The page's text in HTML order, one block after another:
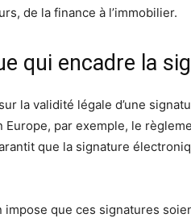
de la finance à l’immobilier.
qui encadre la
la validité légale d’une
par exemple, le
que la signature
que ces signatures